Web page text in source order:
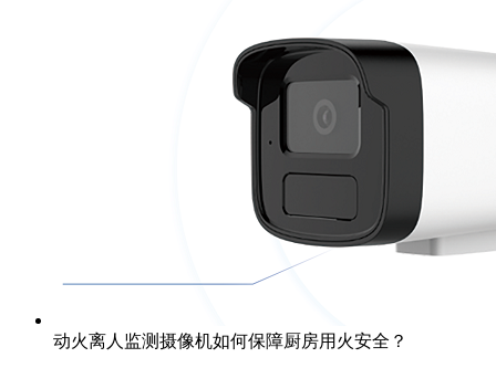
动火离人监测摄像机如何保障厨房用火安全？